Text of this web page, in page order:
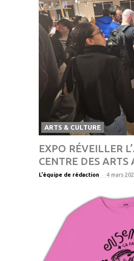
ARTS & CULTURE
EXPO RÉVEILLER
CENTRE DES ARTS
L'équipe de rédaction - 4 mars